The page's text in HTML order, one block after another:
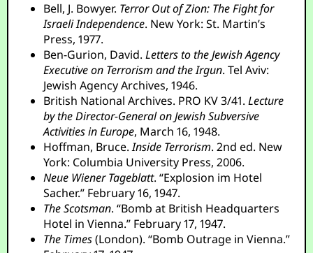
Bell, J. Bowyer. Terror Out of Zion: The Fight for
Israeli Independence. New York: St. Martin’s
Press, 1977.
Ben-Gurion, David.Letters to the Jewish Agency
Executive on Terrorism and the Irgun. Tel Aviv:
Jewish Agency Archives, 1946.
British National Archives. PRO KV 3/41.Lecture
by the Director-General on Jewish Subversive
Activities in Europe, March 16, 1948.
Hoffman, Bruce.Inside Terrorism. 2nd ed. New
York: Columbia University Press, 2006.
Neue Wiener Tageblatt. “Explosion im Hotel
Sacher.” February 16, 1947.
The Scotsman. “Bomb at British Headquarters
Hotel in Vienna.” February 17, 1947.
The Times(London). “Bomb Outrage in Vienna.”